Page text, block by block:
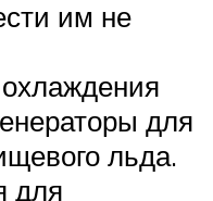
им не
для
льда.
для